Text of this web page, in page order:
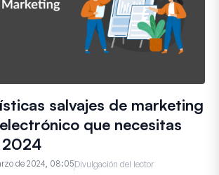
salvajes de marketing
que necesitas
2024
de 2024, 08:05Divulgación del lector